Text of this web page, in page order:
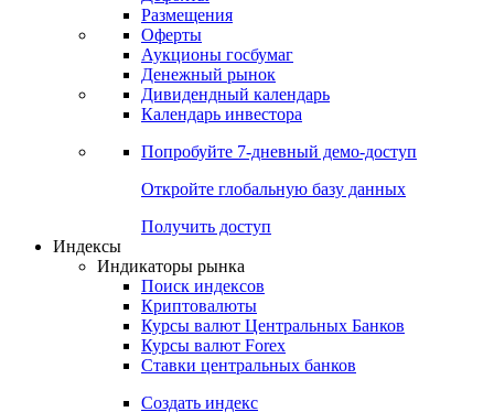
Получить доступ
Календарь
Календарь событий
Дефолты
Размещения
Оферты
Денежный рынок
Календарь инвестора
Попробуйте7-дневный
Откройте глобальную базу данных
Получить доступ
Индикаторы рынка
Поиск индексов
Курсы валют Центральных Банков